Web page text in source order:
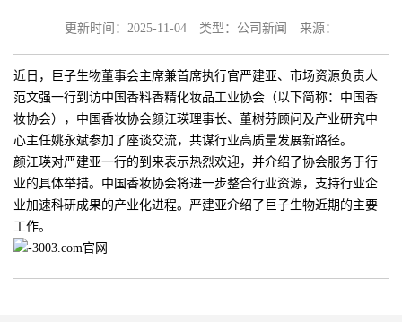
更新时间：2025-11-04 类型：公司新闻 来源：
近日，巨子生物董事会主席兼首席执行官严建亚、市场资源负责人
范文强一行到访中国香料香精化妆品工业协会（以下简称：中国香
妆协会），中国香妆协会颜江瑛理事长、董树芬顾问及产业研究中
心主任姚永斌参加了座谈交流，共谋行业高质量发展新路径。
颜江瑛对严建亚一行的到来表示热烈欢迎，并介绍了协会服务于行
业的具体举措。中国香妆协会将进一步整合行业资源，支持行业企
业加速科研成果的产业化进程。严建亚介绍了巨子生物近期的主要
工作。
-3003.com官网